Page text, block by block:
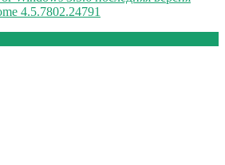
4.5.7802.24791